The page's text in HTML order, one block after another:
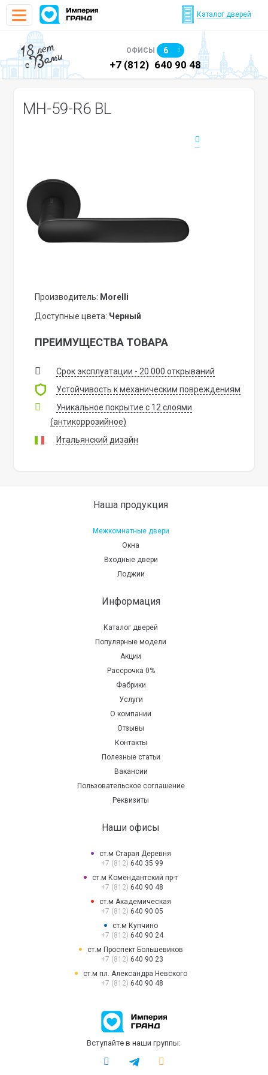
Каталог дверей
18 лет
с Вами ОФИСЫ 6
640 90 48 +7 (812) 640 90 48
MH-59-R6 BL
Производитель: Morelli
Доступные цвета: Черный
ПРЕИМУЩЕСТВА ТОВАРА
Срок эксплуатации - 20 000 открываний
Устойчивость к механическим повреждениям
Уникальное покрытие с 12 слоями
(антикоррозийное)
Итальянский дизайн
Наша продукция
Межкомнатные двери
Окна
Входные двери
Лоджии
Информация
Каталог дверей
Популярные модели
Акции
Рассрочка 0%
Фабрики
Услуги
О компании
Отзывы
Контакты
Полезные статьи
Вакансии
Пользовательское соглашение
Реквизиты
Наши офисы
ст.м Старая Деревня
+7 (812) 640 35 99
ст.м Комендантский пр-т
+7 (812) 640 90 48
ст.м Академическая
+7 (812) 640 90 05
ст.м Купчино
+7 (812) 640 90 24
ст.м Проспект Большевиков
+7 (812) 640 90 23
ст.м пл. Александра Невского
+7 (812) 640 90 48
Вступайте в наши группы: